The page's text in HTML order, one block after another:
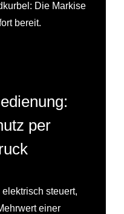
Die Markise
bereit.
per
steuert,
einer